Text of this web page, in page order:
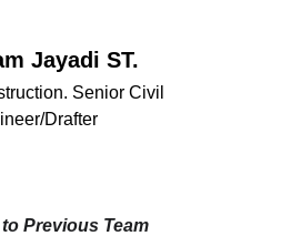
Jayadi ST.
Senior Civil
Drafter
Previous Team